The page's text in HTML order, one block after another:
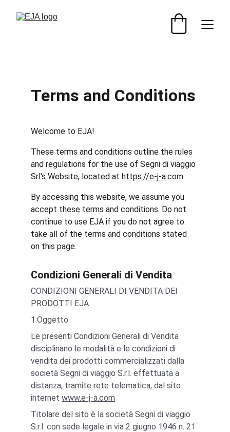
Terms and Conditions
Welcome to EJA!
These terms and conditions outline the rules
and regulations for the use of Segni di viaggio
Srl's Website, located at https://e-j-a.com.
By accessing this website, we assume you
accept these terms and conditions. Do not
continue to use EJA if you do not agree to
take all of the terms and conditions stated
on this page.
Condizioni Generali di Vendita
CONDIZIONI GENERALI DI VENDITA DEI
PRODOTTI EJA
1.Oggetto
Le presenti Condizioni Generali di Vendita
disciplinano le modalità e le condizioni di
vendita dei prodotti commercializzati dalla
società Segni di viaggio S.r.l. effettuata a
distanza, tramite rete telematica, dal sito
internet www.e-j-a.com
Titolare del sito è la società Segni di viaggio
S.r.l. con sede legale in via 2 giugno 1946 n. 21